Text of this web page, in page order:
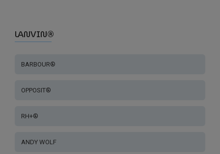
LANVIN®
BARBOUR®
OPPOSIT®
RH+®
ANDY WOLF